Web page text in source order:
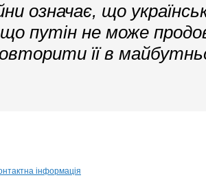
означає, що
путін не може
її в
інформація